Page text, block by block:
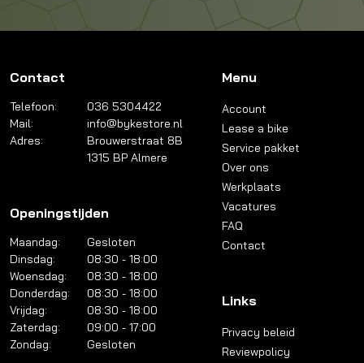
Contact
Telefoon:
036 5304422
Mail:
info@bykestore.nl
Adres:
Brouwerstraat 8B
1315 BP Almere
Openingstijden
Maandag:
Gesloten
Dinsdag:
08:30 - 18:00
Woensdag:
08:30 - 18:00
Donderdag:
08:30 - 18:00
Vrijdag:
08:30 - 18:00
Zaterdag:
09:00 - 17:00
Zondag:
Gesloten
Menu
Account
Lease a bike
Service pakket
Over ons
Werkplaats
Vacatures
FAQ
Contact
Links
Privacy beleid
Reviewpolicy